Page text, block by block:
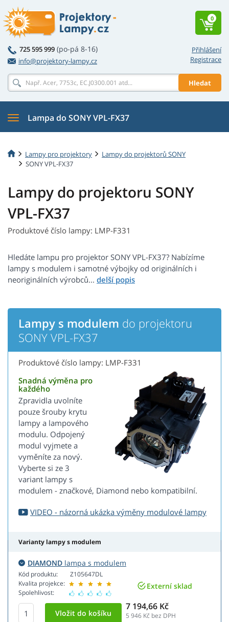
Přihlášení
Registrace
725 595 999 (po-pá 8-16)
info@projektory-lampy.cz
Hledat
0
Lampa do SONY VPL-FX37
Lampy pro projektory
Lampy do projektorů SONY
SONY VPL-FX37
Lampy do projektoru SONY
VPL-FX37
Produktové číslo lampy: LMP-F331
Hledáte lampu pro projektor SONY VPL-FX37? Nabízíme
lampy s modulem i samotné výbojky od originálních i
neoriginálních výrobců...
Lampy s modulem do projektoru
SONY VPL-FX37
Produktové číslo lampy: LMP-F331
Snadná výměna pro
každého
Zpravidla uvolníte
pouze šrouby krytu
lampy a lampového
modulu. Odpojený
modul vyjmete a
vyměníte za nový.
Vyberte si ze 3
variant lampy s
modulem - značkové, Diamond nebo kompatibilní.
VIDEO - názorná ukázka výměny modulové lampy
Varianty lampy s modulem
DIAMOND lampa s modulem
Kód produktu:
Kvalita projekce:
Spolehlivost:
Z105647DL
Externí sklad
7 194,66 Kč
5 946 Kč bez DPH